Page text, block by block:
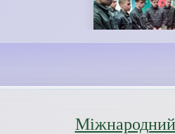
Міжнародний